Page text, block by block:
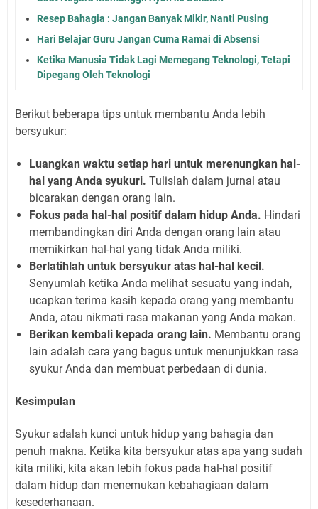
Resep Bahagia : Jangan Banyak Mikir, Nanti Pusing
Hari Belajar Guru Jangan Cuma Ramai di Absensi
Ketika Manusia Tidak Lagi Memegang Teknologi, Tetapi
Dipegang Oleh Teknologi
Berikut beberapa tips untuk membantu Anda lebih
bersyukur:
Luangkan waktu setiap hari untuk merenungkan hal-
hal yang Anda syukuri. Tulislah dalam jurnal atau
bicarakan dengan orang lain.
Fokus pada hal-hal positif dalam hidup Anda. Hindari
membandingkan diri Anda dengan orang lain atau
memikirkan hal-hal yang tidak Anda miliki.
Berlatihlah untuk bersyukur atas hal-hal kecil.
Senyumlah ketika Anda melihat sesuatu yang indah,
ucapkan terima kasih kepada orang yang membantu
Anda, atau nikmati rasa makanan yang Anda makan.
Berikan kembali kepada orang lain. Membantu orang
lain adalah cara yang bagus untuk menunjukkan rasa
syukur Anda dan membuat perbedaan di dunia.
Kesimpulan
Syukur adalah kunci untuk hidup yang bahagia dan
penuh makna. Ketika kita bersyukur atas apa yang sudah
kita miliki, kita akan lebih fokus pada hal-hal positif
dalam hidup dan menemukan kebahagiaan dalam
kesederhanaan.